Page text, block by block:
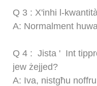
Q 3 : X'inhi l-
A: Normalment
Q 4 : Jista ' Int
jew żejjed?
A: Iva, nistgħu